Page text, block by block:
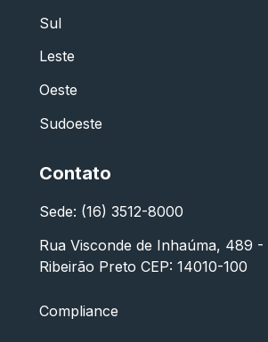
Sul
Leste
Oeste
Sudoeste
Contato
Sede: (16) 3512-8000
Rua Visconde de Inhaúma, 489
Ribeirão Preto CEP: 14010-100
Compliance